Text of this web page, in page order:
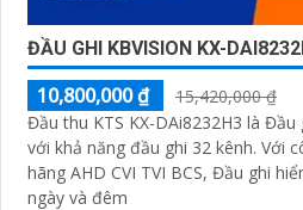
ĐẦU GHI KBVISION KX-
10,800,000 ₫
15,420,000 ₫
Đầu thu KTS KX-DAi8232H3 là
với khả năng đầu ghi 32 kênh. Với công nghệ 6.0 MP của
hãng AHD CVI TVI BCS, Đầu ghi
ngày và đêm